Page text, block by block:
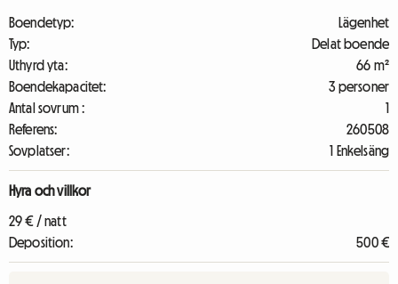
Boendetyp:
Lägenhet
Typ:
Delat boende
Uthyrd yta:
66 m²
Boendekapacitet:
3 personer
Antal sovrum :
1
Referens:
260508
Sovplatser:
1 Enkelsäng
Hyra och villkor
29 € / natt
Deposition:
500 €